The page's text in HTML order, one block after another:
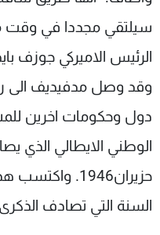
سيلتقي مجددا في وقت
الرئيس الاميركي جوزف
وقد وصل مدفيديف الى
دول وحكومات اخرين
الوطني الايطالي الذي
حزيران1946.
السنة التي تصادف الذكرى الـ 150 للوحدة